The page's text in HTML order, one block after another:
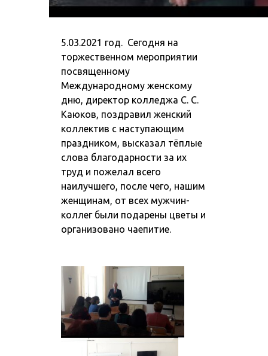
5.03.2021 год. Сегодня на
торжественном мероприятии
посвященному
Международному женскому
дню, директор колледжа С. С.
Каюков, поздравил женский
коллектив с наступающим
праздником, высказал тёплые
слова благодарности за их
труд и пожелал всего
наилучшего, после чего, нашим
женщинам, от всех мужчин-
коллег были подарены цветы и
организовано чаепитие.